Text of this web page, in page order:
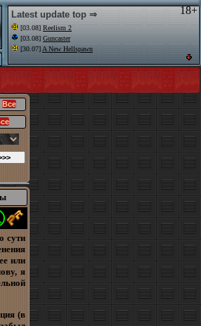
18+
Latest update top ⇒
[03.08] Reelism 2
[03.08] Guncaster
[30.07] A New Hellspawn
Все
сути
или
я
(в